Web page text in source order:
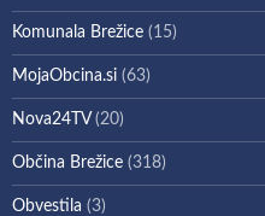
Komunala Brežice (15)
MojaObcina.si (63)
Nova24TV(20)
Občina Brežice (318)
Obvestila (3)